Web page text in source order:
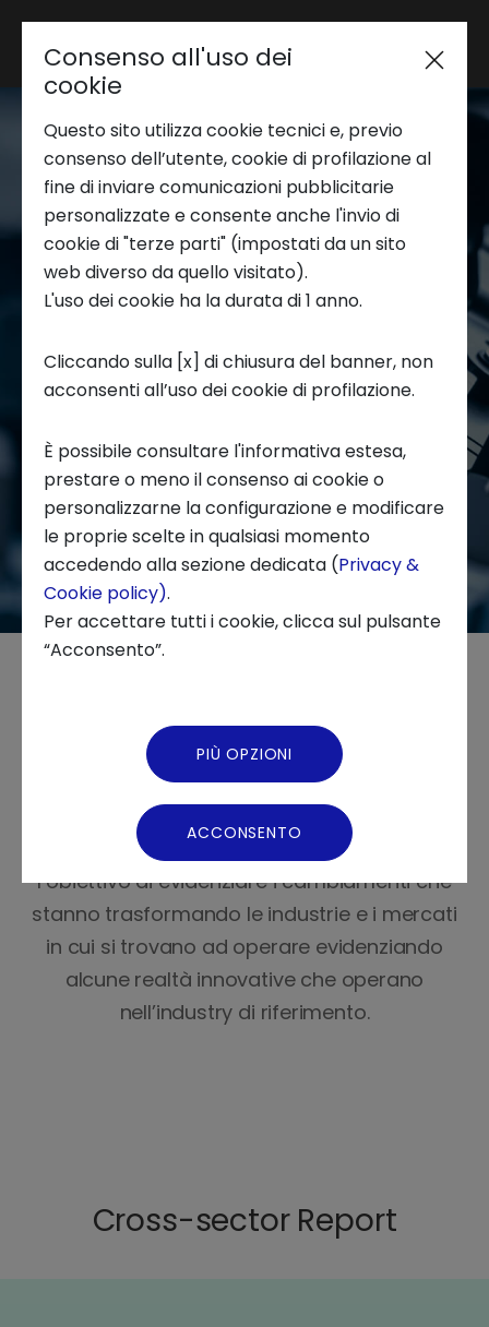
Area riservata
Trend Analysis
Applied Research
Startup Development
Business Transformation
Ecosystem enabling
Chi siamo
News ed Eventi
L'evoluzione delle tecnologie
industriali
Studiamo le innovazioni tecnologiche con
l’obiettivo di evidenziare i cambiamenti che
stanno trasformando le industrie e i mercati
in cui si trovano ad operare evidenziando
alcune realtà innovative che operano
nell’industry di riferimento.
Cross-sector Report
Consenso all'uso dei
cookie
Questo sito utilizza cookie tecnici e, previo
consenso dell’utente, cookie di profilazione al
fine di inviare comunicazioni pubblicitarie
personalizzate e consente anche l'invio di
cookie di "terze parti" (impostati da un sito
web diverso da quello visitato).
L'uso dei cookie ha la durata di 1 anno.
Cliccando sulla [x] di chiusura del banner, non
acconsenti all’uso dei cookie di profilazione.
È possibile consultare l'informativa estesa,
prestare o meno il consenso ai cookie o
personalizzarne la configurazione e modificare
le proprie scelte in qualsiasi momento
accedendo alla sezione dedicata (Privacy &
Cookie policy).
Per accettare tutti i cookie, clicca sul pulsante
“Acconsento”.
PIÙ OPZIONI
ACCONSENTO